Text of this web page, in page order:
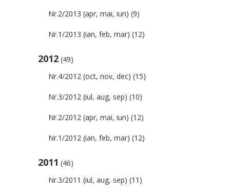
Nr.2/2013 (apr, mai, iun) (9)
Nr.1/2013 (ian, feb, mar) (12)
2012 (49)
Nr.4/2012 (oct, nov, dec) (15)
Nr.3/2012 (iul, aug, sep) (10)
Nr.2/2012 (apr, mai, iun) (12)
Nr.1/2012 (ian, feb, mar) (12)
2011 (46)
Nr.3/2011 (iul, aug, sep) (11)